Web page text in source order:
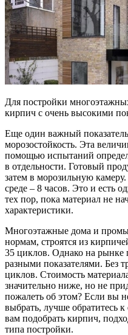
Для постройки
кирпич с очень высокими
Еще один важный
морозостойкость. Эта
помощью испытаний
в отдельности. Готовый
затем в морозильную
среде – 8 часов. Это и есть
тех пор, пока материал не
характеристики.
Многоэтажные дома и
нормам, строятся из
35 циклов. Однако на рынке
разными показателями. Без
циклов. Стоимость
значительно ниже, но не
пожалеть об этом? Если вы
выбрать, лучше обратитесь
вам подобрать кирпич,
типа постройки.